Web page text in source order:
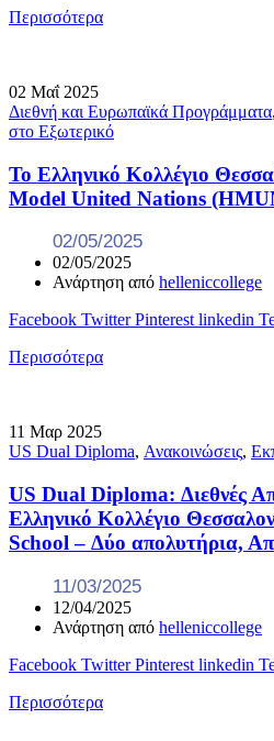
Περισσότερα
02 Μαΐ 2025
Διεθνή και Ευρωπαϊκά Προγράμματα,
στο Εξωτερικό
Το Ελληνικό Κολλέγιο
Model United Nations
02/05/2025
02/05/2025
Ανάρτηση από helleniccollege
Facebook Twitter Pinterest linkedin
Περισσότερα
11 Μαρ 2025
US Dual Diploma, Ανακοινώσεις,
US Dual Diploma: Διεθνές
Ελληνικό Κολλέγιο
School – Δύο απολυτήρια,
11/03/2025
12/04/2025
Ανάρτηση από helleniccollege
Facebook Twitter Pinterest linkedin
Περισσότερα